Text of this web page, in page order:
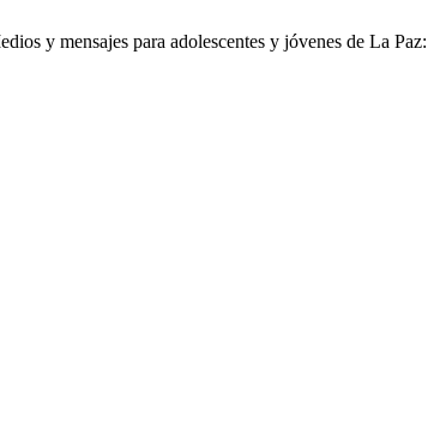
y mensajes para adolescentes y jóvenes de La